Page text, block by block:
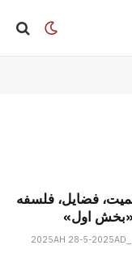
فضایل، فلسفه
اول»